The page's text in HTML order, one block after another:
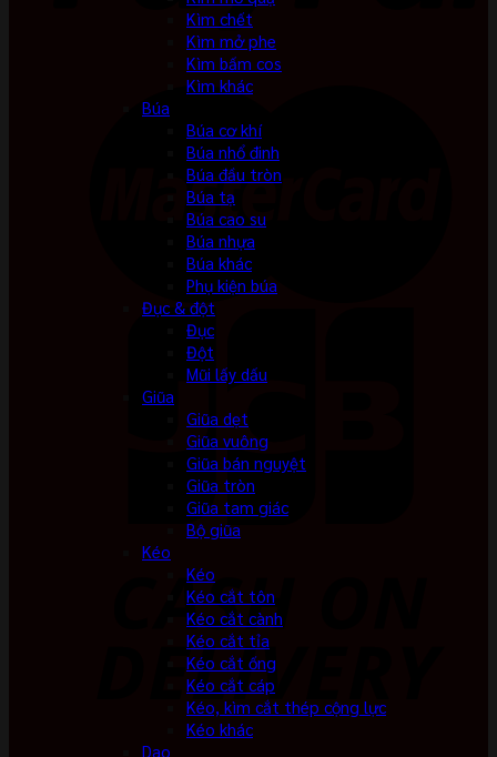
Kìm chết
Kìm mở phe
Kìm bấm cos
Kìm khác
Búa
Búa cơ khí
Búa nhổ đinh
Búa đầu tròn
Búa tạ
Búa cao su
Búa nhựa
Búa khác
Phụ kiện búa
Đục & đột
Đục
Đột
Mũi lấy dấu
Giũa
Giũa dẹt
Giũa vuông
Giũa bán nguyệt
Giũa tròn
Giũa tam giác
Bộ giũa
Kéo
Kéo
Kéo cắt tôn
Kéo cắt cành
Kéo cắt tỉa
Kéo cắt ống
Kéo cắt cáp
Kéo, kìm cắt thép cộng lực
Kéo khác
Dao